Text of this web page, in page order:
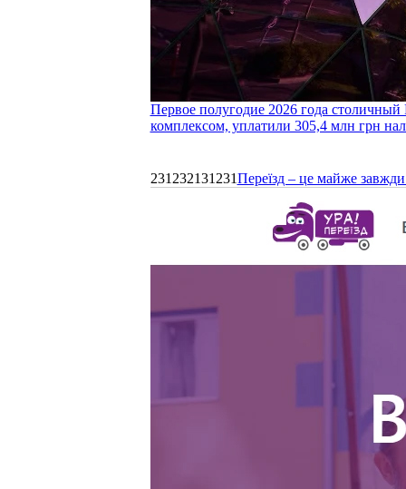
Первое полугодие 2026 года
комплексом, уплатили 305,4 млн грн
231232131231Переїзд – це майже